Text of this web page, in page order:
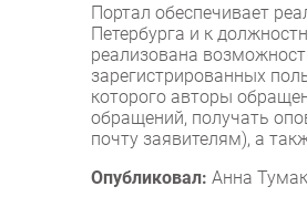
Портал обеспечивает
Петербурга и к
реализована
зарегистрированных
которого авторы
обращений, получать
почту заявителям), а
Опубликовал: Анна